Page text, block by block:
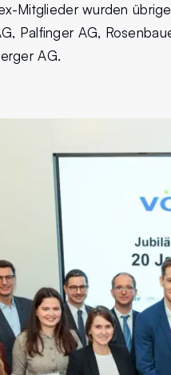
Mitglieder wurden
Palfinger AG,
AG.